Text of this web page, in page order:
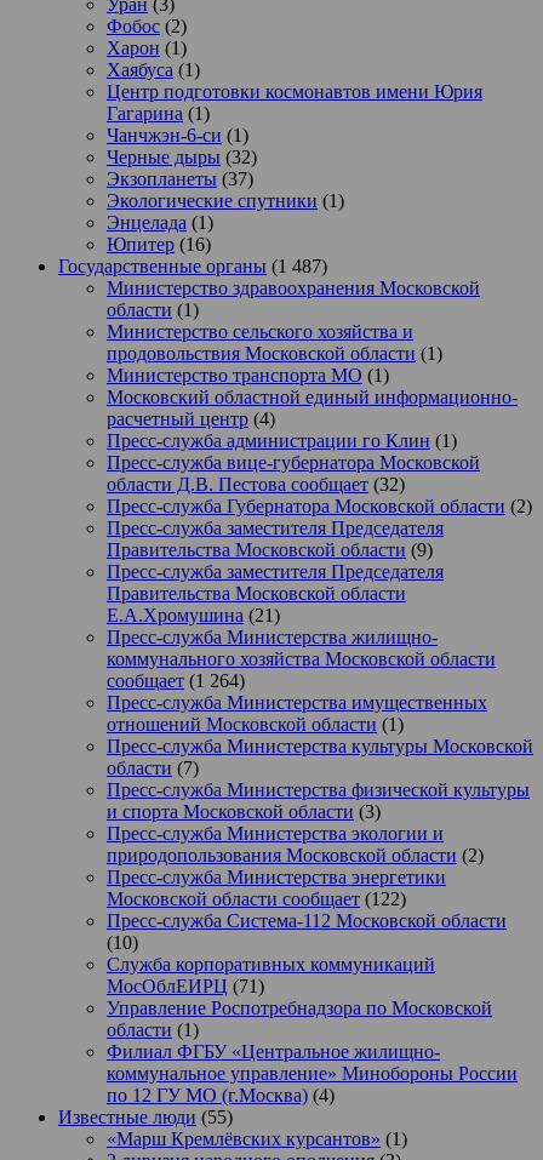
Уран (3)
Фобос (2)
Харон (1)
Хаябуса (1)
Центр подготовки космонавтов имени Юрия
Гагарина (1)
Чанчжэн-6-си (1)
Черные дыры (32)
Экзопланеты (37)
Экологические спутники (1)
Энцелада (1)
Юпитер (16)
Государственные органы (1 487)
Министерство здравоохранения Московской
области (1)
Министерство сельского хозяйства и
продовольствия Московской области (1)
Министерство транспорта МО (1)
Московский областной единый информационно-
расчетный центр (4)
Пресс-служба администрации го Клин (1)
Пресс-служба вице-губернатора Московской
области Д.В. Пестова сообщает (32)
Пресс-служба Губернатора Московской области (2)
Пресс-служба заместителя Председателя
Правительства Московской области (9)
Пресс-служба заместителя Председателя
Правительства Московской области
Е.А.Хромушина (21)
Пресс-служба Министерства жилищно-
коммунального хозяйства Московской области
сообщает (1 264)
Пресс-служба Министерства имущественных
отношений Московской области (1)
Пресс-служба Министерства культуры Московской
области (7)
Пресс-служба Министерства физической культуры
и спорта Московской области (3)
Пресс-служба Министерства экологии и
природопользования Московской области (2)
Пресс-служба Министерства энергетики
Московской области сообщает (122)
Пресс-служба Система-112 Московской области
(10)
Служба корпоративных коммуникаций
МосОблЕИРЦ (71)
Управление Роспотребнадзора по Московской
области (1)
Филиал ФГБУ «Центральное жилищно-
коммунальное управление» Минобороны России
по 12 ГУ МО (г.Москва) (4)
Известные люди (55)
«Марш Кремлёвских курсантов» (1)